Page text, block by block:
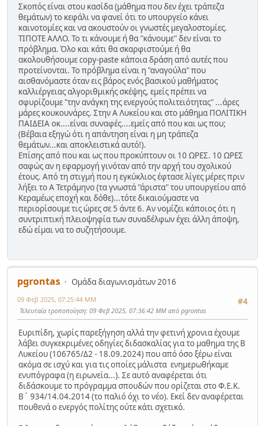
Σκοπός είναι στου κασίδα (μάθημα που δεν έχει τράπεζα
θεμάτων) το κεφάλι να φανεί ότι το υπουργείο κάνει
καινοτομίες και να ακουστούν οι γνωστές μεγαλοστομίες.
ΤΙΠΟΤΕ ΑΛΛΟ. Το τι κάνουμε ή θα "κάνουμε" δεν είναι το
πρόβλημα. Όλο και κάτι θα σκαρφιστούμε ή θα
ακολουθήσουμε copy-paste κάποια δράση από αυτές που
προτείνονται. Το πρόβλημα είναι η "αναγούλα" που
αισθανόμαστε όταν εις βάρος ενός βασικού μαθήματος
καλλιέργειας αλγοριθμικής σκέψης, εμείς πρέπει να
σφυρίζουμε "την ανάγκη της ενεργούς πολιτειότητας" ...άρες
μάρες κουκουνάρες. Στην Α Λυκείου και στο μάθημα ΠΟΛΙΤΙΚΗ
ΠΑΙΔΕΙΑ οκ....είναι συναφές....εμείς από που και ως που;
(Βέβαια εξηγώ ότι η απάντηση είναι η μη τράπεζα
θεμάτων...και αποκλειστικά αυτό!).
Επίσης από που και ως που προκύπτουν οι 10 ΩΡΕΣ. 10 ΩΡΕΣ
σαφώς αν η εφαρμογή γινόταν από την αρχή του σχολικού
έτους. Από τη στιγμή που η εγκύκλιος έφτασε λίγες μέρες πριν
λήξει το Α Τετράμηνο (τα γνωστά "άριστα" του υπουργείου από
Κεραμέως εποχή και δόθε)...τότε δικαιούμαστε να
περιορίσουμε τις ώρες σε 5 άντε 6. Αν νομίζει κάποιος ότι η
συντριπτική πλειοψηφία των συναδέλφων έχει άλλη άποψη,
εδώ είμαι να το συζητήσουμε.
pgrontas
Ομάδα διαγωνισμάτων 2016
#4
09 Φεβ 2025, 07:25:44 ΜΜ
Τελευταία τροποποίηση: 09 Φεβ 2025, 07:36:42 ΜΜ από pgrontas
Ευριπίδη, χωρίς παρεξήγηση αλλά την φετινή χρονια έχουμε
λάβει συγκεκριμένες οδηγίες διδασκαλίας για το μαθημα της Β
Λυκείου (106765/Δ2 - 18.09.2024) που από όσο ξέρω είναι
ακόμα σε ισχύ και για τις οποίες μάλιστα ενημερωθήκαμε
ενυπόγραφα (η ειρωνεία...). Σε αυτό αναφέρεται ότι
διδάσκουμε το πρόγραμμα σπουδών που ορίζεται στο Φ.Ε.Κ.
Β΄ 934/14.04.2014 (το παλιό όχι το νέο). Εκεί δεν αναφέρεται
πουθενά ο ενεργός πολίτης ούτε κάτι σχετικό.